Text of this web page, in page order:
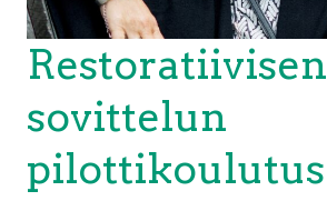
Restoratiivisen
sovittelun
pilottikoulutus